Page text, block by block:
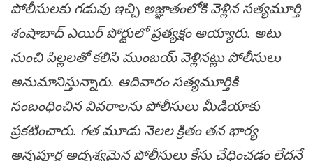
పోలీసులకు గడువు ఇచ్చి అజ్ఞాతంలోకి వెళ్లిన సత్యమూర్తి
శంషాబాద్ ఎయిర్ పోర్టులో ప్రత్యక్షం అయ్యారు. అటు
నుంచి పిల్లలతో కలిసి ముంబయ్ వెళ్లినట్లు పోలీసులు
అనుమానిస్తున్నారు. ఆదివారం సత్యమూర్తికి
సంబంధించిన వివరాలను పోలీసులు మీడియాకు
ప్రకటించారు. గత మూడు నెలల క్రితం తన భార్య
అన్నపూర్ణ అదృశ్యమైన పోలీసులు కేసు చేధించడం లేదనే